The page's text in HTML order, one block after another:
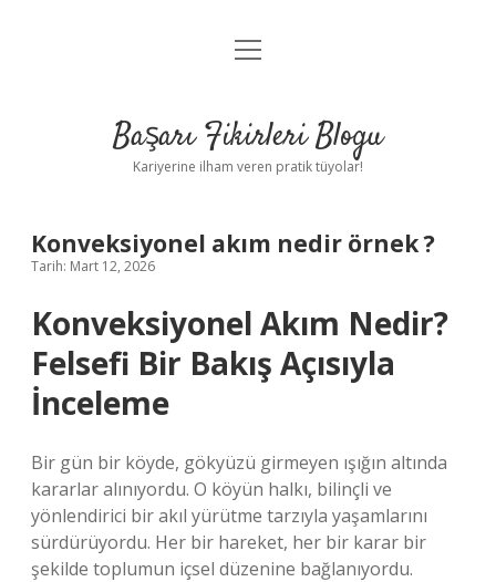
Anasayfa
Yasal Uyarı
menüyü
Başarı Fikirleri Blogu
Kariyerine ilham veren pratik tüyolar!
Konveksiyonel akım nedir örnek ?
Tarih: Mart 12, 2026
Konveksiyonel Akım Nedir?
Felsefi Bir Bakış Açısıyla
İnceleme
Bir gün bir köyde, gökyüzü girmeyen ışığın altında
kararlar alınıyordu. O köyün halkı, bilinçli ve
yönlendirici bir akıl yürütme tarzıyla yaşamlarını
sürdürüyordu. Her bir hareket, her bir karar bir
şekilde toplumun içsel düzenine bağlanıyordu.